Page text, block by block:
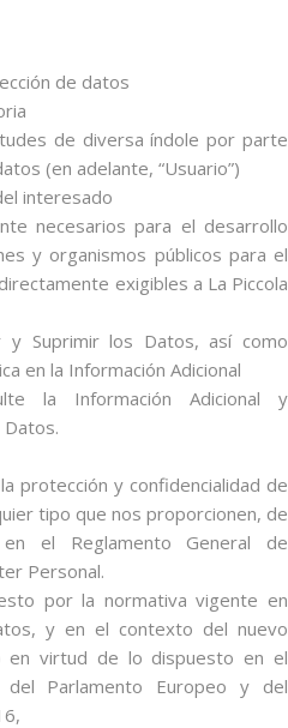
de datos
de diversa índole por parte
(en adelante, “Usuario”)
interesado
necesarios para el desarrollo
y organismos públicos para el
exigibles a La Piccola
y Suprimir los Datos, así como
en la Información Adicional
la Información Adicional y
protección y confidencialidad de
tipo que nos proporcionen, de
el Reglamento General de
Personal.
por la normativa vigente en
y en el contexto del nuevo
en virtud de lo dispuesto en el
del Parlamento Europeo y del